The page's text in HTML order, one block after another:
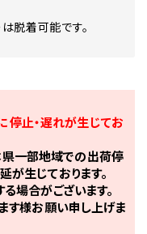
脱着可能です。
停止・遅れが生じてお
一部地域での出荷停
生じております。
場合がございます。
す様お願い申し上げま